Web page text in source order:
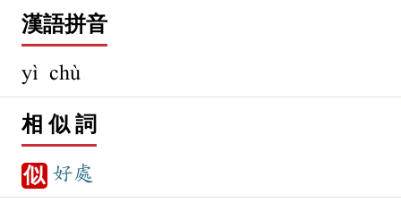
漢語拼音
yì chù
相 似 詞
似 好處